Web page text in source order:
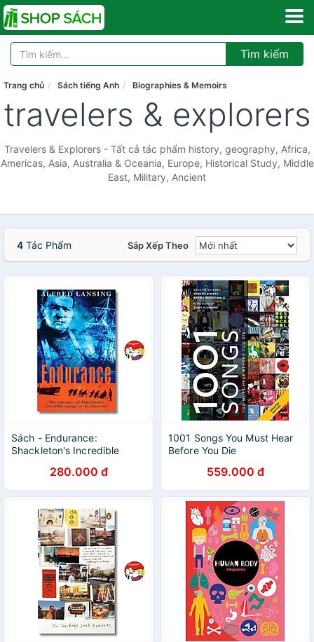
Tìm kiếm
Trang chủ Sách tiếng Anh Biographies & Memoirs
travelers & explorers
Travelers & Explorers - Tất cả tác phẩm history, geography, Africa,
Americas, Asia, Australia & Oceania, Europe, Historical Study, Middle
East, Military, Ancient
4 Tác Phẩm Sắp Xếp Theo
Sách - Endurance:
Shackleton's Incredible
Adventure/ Biography/
Ngoại văn
280.000 đ
1001 Songs You Must Hear
Before You Die
559.000 đ